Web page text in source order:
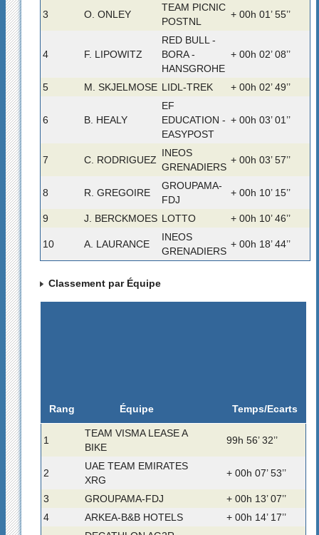
3 O. ONLEY
TEAM PICNIC
POSTNL
+ 00h 01’ 55’’
4 F. LIPOWITZ
RED BULL -
BORA -
HANSGROHE
+ 00h 02’ 08’’
5 M. SKJELMOSE LIDL-TREK + 00h 02’ 49’’
6 B. HEALY
EF
EDUCATION -
EASYPOST
+ 00h 03’ 01’’
7 C. RODRIGUEZ
INEOS
GRENADIERS
+ 00h 03’ 57’’
8 R. GREGOIRE
GROUPAMA-
FDJ
+ 00h 10’ 15’’
9 J. BERCKMOES LOTTO + 00h 10’ 46’’
10 A. LAURANCE
INEOS
GRENADIERS
+ 00h 18’ 44’’
Classement par Équipe
Rang Équipe Temps/Ecarts
1
TEAM VISMA LEASE A
BIKE
99h 56’ 32’’
2
UAE TEAM EMIRATES
XRG
+ 00h 07’ 53’’
3 GROUPAMA-FDJ
+ 00h 13’ 07’’
4
ARKEA-B&B HOTELS + 00h 14’ 17’’